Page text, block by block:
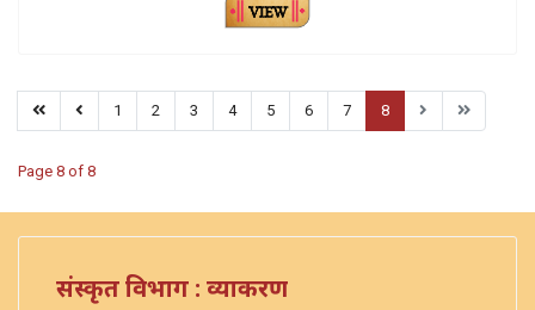
1 2 3 4 5 6 7 8
Page 8 of 8
संस्कृत विभाग : व्याकरण